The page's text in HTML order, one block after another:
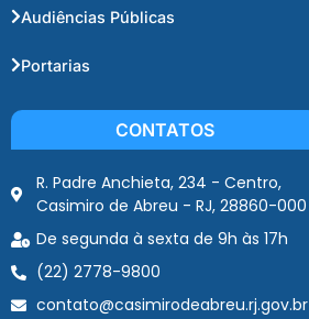
Audiências Públicas
Portarias
CONTATOS
R. Padre Anchieta, 234 - Centro,
Casimiro de Abreu - RJ, 28860-000
De segunda à sexta de 9h às 17h
(22) 2778-9800
contato@casimirodeabreu.rj.gov.br